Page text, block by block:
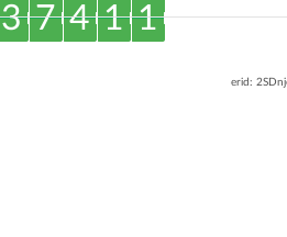
3 7 4 1 1
erid: